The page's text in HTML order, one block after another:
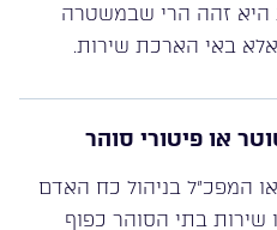
היא זהה הרי שבמשטרה
אלא באי הארכת שירות.
או פיטורי סוהר
המפכ”ל בניהול כח האדם
בתי הסוהר כפוף